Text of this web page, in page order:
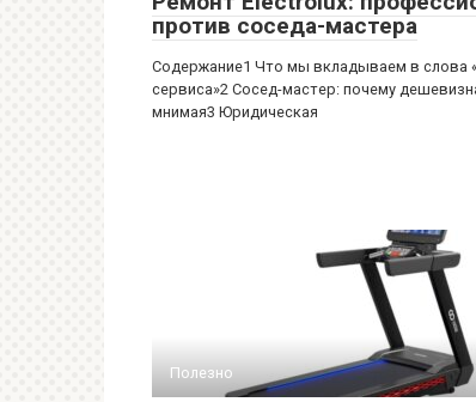
против соседа-мастера
Содержание1 Что мы вкладываем в слова
сервиса»2 Сосед-мастер: почему
мнимая3 Юридическая
Полезно